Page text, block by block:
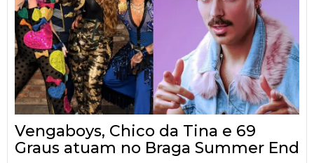
Vengaboys, Chico da Tina e 69
Graus atuam no Braga Summer End